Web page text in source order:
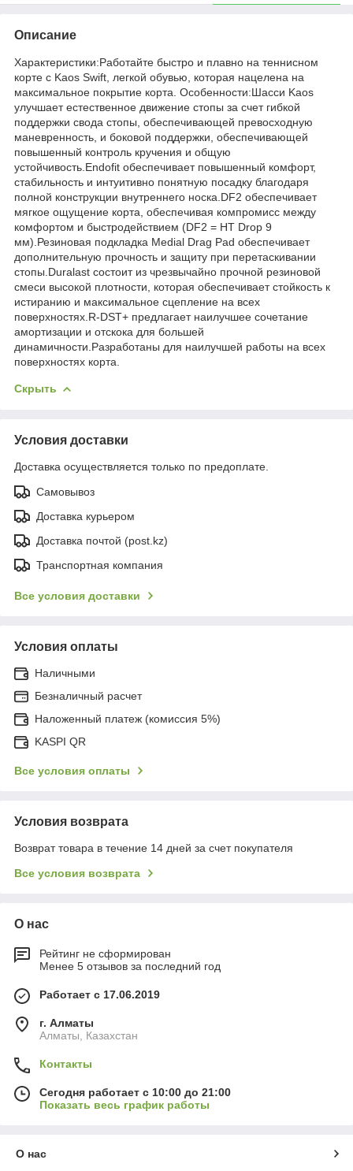
Описание
Характеристики:Работайте быстро и плавно на теннисном
корте с Kaos Swift, легкой обувью, которая нацелена на
максимальное покрытие корта. Особенности:Шасси Kaos
улучшает естественное движение стопы за счет гибкой
поддержки свода стопы, обеспечивающей превосходную
маневренность, и боковой поддержки, обеспечивающей
повышенный контроль кручения и общую
устойчивость.Endofit обеспечивает повышенный комфорт,
стабильность и интуитивно понятную посадку благодаря
полной конструкции внутреннего носка.DF2 обеспечивает
мягкое ощущение корта, обеспечивая компромисс между
комфортом и быстродействием (DF2 = HT Drop 9
мм).Резиновая подкладка Medial Drag Pad обеспечивает
дополнительную прочность и защиту при перетаскивании
стопы.Duralast состоит из чрезвычайно прочной резиновой
смеси высокой плотности, которая обеспечивает стойкость к
истиранию и максимальное сцепление на всех
поверхностях.R-DST+ предлагает наилучшее сочетание
амортизации и отскока для большей
динамичности.Разработаны для наилучшей работы на всех
поверхностях корта.
Скрыть
Условия доставки
Доставка осуществляется только по предоплате.
Самовывоз
Доставка курьером
Доставка почтой (post.kz)
Транспортная компания
Все условия доставки
Условия оплаты
Наличными
Безналичный расчет
Наложенный платеж (комиссия 5%)
KASPI QR
Все условия оплаты
Условия возврата
Возврат товара в течение 14 дней за счет покупателя
Все условия возврата
О нас
Рейтинг не сформирован
Менее 5 отзывов за последний год
Работает с 17.06.2019
г. Алматы
Алматы, Казахстан
Контакты
Сегодня работает с 10:00 до 21:00
Показать весь график работы
О нас